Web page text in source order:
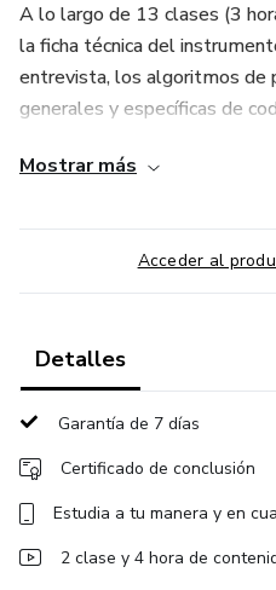
A lo largo de 13 clases (3
la ficha técnica del
entrevista, los algoritmos de
generales y específicas de
diagnóstico diferencial y las
El curso explica cómo el
herramientas como el
indicadores conductuales del
comunicación y los patrones
internacional oficial en el uso
es formativa y académica,
técnicos para comprender y
de acceder a una acreditación
Mostrar más
Acceder al
Detalles
Garantía de 7 días
Certificado de conclusión
Estudia a tu manera y en
2 clase y 4 hora de